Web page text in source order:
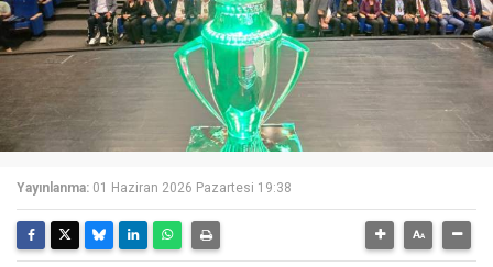
Yayınlanma: 01 Haziran 2026 Pazartesi 19:38